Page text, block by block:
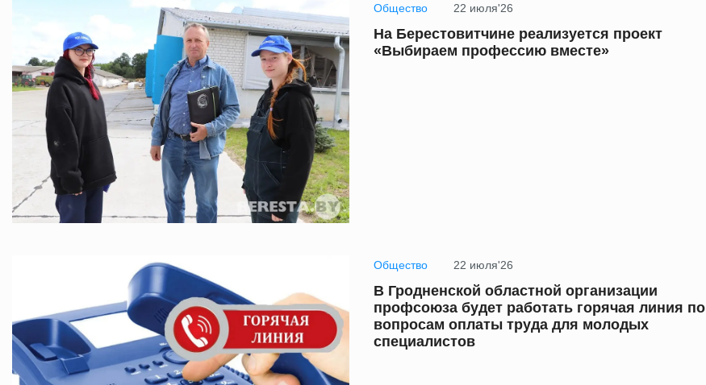
Общество 22 июля'26
На Берестовитчине реализуется проект
«Выбираем профессию вместе»
Общество 22 июля'26
В Гродненской областной организации
профсоюза будет работать горячая линия по
вопросам оплаты труда для молодых
специалистов